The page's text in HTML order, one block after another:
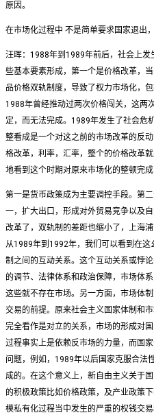
原因。
在市场化过程中 不是简单要求国家退出
汪晖：1988年到1989年前后，社会上
些基本要素形成，第一个是价格改革，
品价格双轨制度，导致了权力市场化，
1988年曾经推动过两次价格闯关，这两
定，而无法完成。1989年发生了社会危
整看成是一个对这之前的市场改革的反
格改革，利率，汇率，整个的价格改革
地看到这个时期对原来市场化的整顿完成
第一是货币政策成为主要调控手段。第
一，扩大出口，形成对外贸易竞争以及
改革了，双轨制的差距也缩小了，上海
从1989年到1992年，我们可以看到在
制之间的互动关系。这个互动关系或悖
的调节、法律体系和政治保障，市场体
这些就不存在市场。另一方面，市场体
交易的前提。原来社会主义国家体制和
完全看作是对立的关系，市场的形成对
过程事实上是依赖反市场的力量，而国
问题，例如，1989年以后国家克服合法
成的。在这个意义上，新自由主义关于
的积极政策比如价格政策，及产业政策
模私有化过程当中发生的严重的权钱交